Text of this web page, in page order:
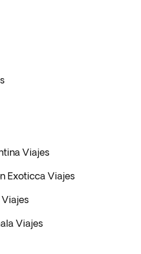
Viajes
Exoticca Viajes
Viajes